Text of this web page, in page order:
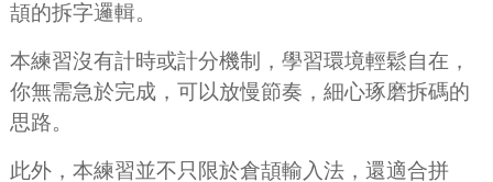
頡的拆字邏輯。
本練習沒有計時或計分機制，學習環境輕鬆自在，
你無需急於完成，可以放慢節奏，細心琢磨拆碼的
思路。
此外，本練習並不只限於倉頡輸入法，還適合拼